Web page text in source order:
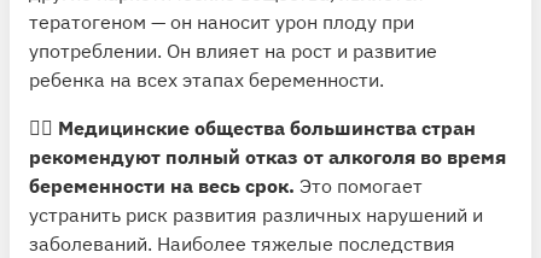
тератогеном — он наносит урон плоду при
употреблении. Он влияет на рост и развитие
ребенка на всех этапах беременности.
🙅‍♂️ Медицинские общества большинства стран
рекомендуют полный отказ от алкоголя во время
беременности на весь срок. Это помогает
устранить риск развития различных нарушений и
заболеваний. Наиболее тяжелые последствия